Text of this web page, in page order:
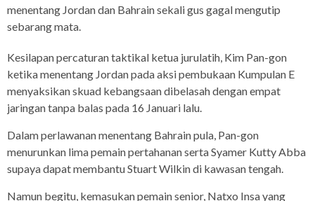
menentang Jordan dan Bahrain sekali gus gagal mengutip
sebarang mata.
Kesilapan percaturan taktikal ketua jurulatih, Kim Pan-gon
ketika menentang Jordan pada aksi pembukaan Kumpulan E
menyaksikan skuad kebangsaan dibelasah dengan empat
jaringan tanpa balas pada 16 Januari lalu.
Dalam perlawanan menentang Bahrain pula, Pan-gon
menurunkan lima pemain pertahanan serta Syamer Kutty Abba
supaya dapat membantu Stuart Wilkin di kawasan tengah.
Namun begitu, kemasukan pemain senior, Natxo Insa yang